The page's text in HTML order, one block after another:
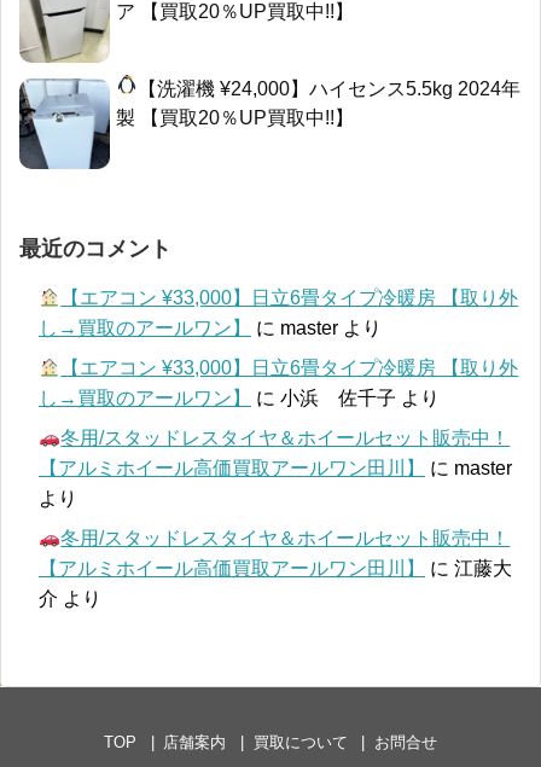
ア 【買取20％UP買取中!!】
【洗濯機 ¥24,000】ハイセンス5.5kg 2024年
製 【買取20％UP買取中!!】
最近のコメント
【エアコン ¥33,000】日立6畳タイプ冷暖房 【取り外
し→買取のアールワン】
に master より
【エアコン ¥33,000】日立6畳タイプ冷暖房 【取り外
し→買取のアールワン】
に 小浜 佐千子 より
冬用/スタッドレスタイヤ＆ホイールセット販売中！
【アルミホイール高価買取アールワン田川】
に master
より
冬用/スタッドレスタイヤ＆ホイールセット販売中！
【アルミホイール高価買取アールワン田川】
に 江藤大
介 より
TOP 店舗案内 買取について お問合せ